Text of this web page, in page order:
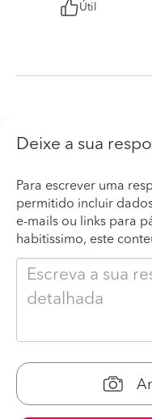
Útil
Deixe a sua
Para escrever uma
permitido incluir
e-mails ou links para
habitissimo, este